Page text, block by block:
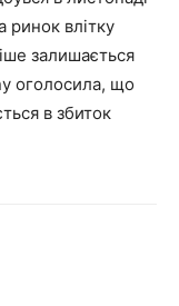
ринок влітку
залишається
оголосила, що
в збиток